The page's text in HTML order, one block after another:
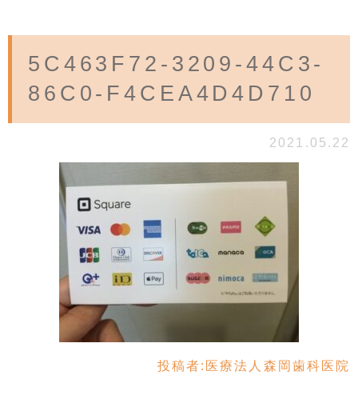
5C463F72-3209-44C3-
86C0-F4CEA4D4D710
2021.05.22
投稿者: 医療法人森岡歯科医院